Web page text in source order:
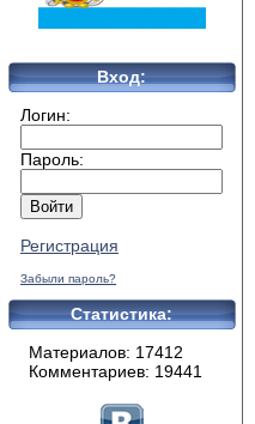
Вход:
Логин:
Пароль:
Регистрация
Забыли пароль?
Статистика:
Материалов: 17412
Комментариев: 19441